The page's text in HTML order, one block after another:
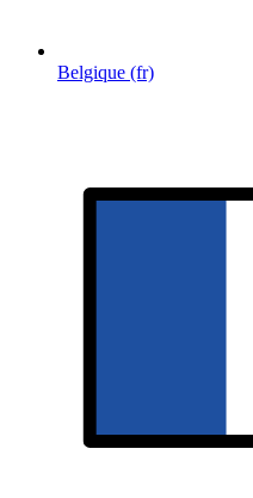
Belgique (fr)